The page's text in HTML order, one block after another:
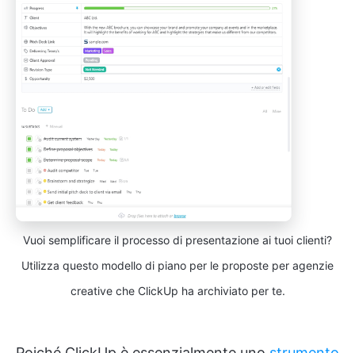
Vuoi semplificare il processo di presentazione ai tuoi clienti?
Utilizza questo modello di piano per le proposte per agenzie
creative che ClickUp ha archiviato per te.